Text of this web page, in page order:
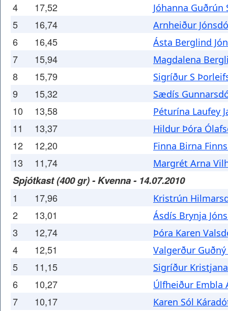
4 17,52 Jóhanna
5 16,74 Arnheiður
6 16,45 Ásta Berglind
7 15,94 Magdalena
8 15,79 Sigríður S
9 15,32 Sædís
10 13,58 Péturína Laufey
11 13,37 Hildur Þóra
12 12,20 Finna Birna
13 11,74 Margrét Arna
Spjótkast (400 gr) - Kvenna - 14.07.2010
1 17,96 Kristrún
2 13,01 Ásdís Brynja
3 12,74 Þóra Karen
4 12,51 Valgerður
5 11,15 Sigríður
6 10,27 Úlfheiður Embla
7 10,17 Karen Sól